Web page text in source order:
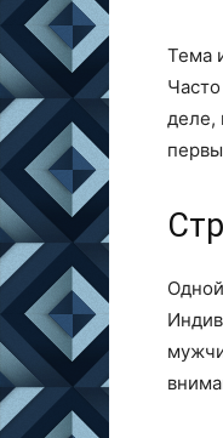
Тема
деле,